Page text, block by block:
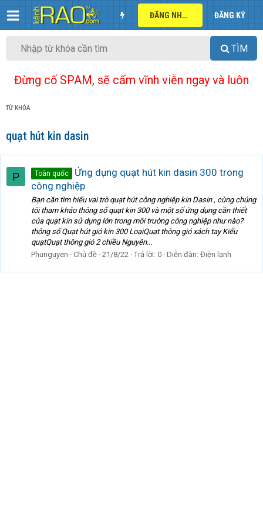
ĐĂNG NHẬP ĐĂNG KÝ
TÌM
Đừng cố SPAM, sẽ cấm vĩnh viễn ngay và luôn
TỪ KHÓA
quạt hút kin dasin
P Toàn quốc
Ứng dụng quạt hút kin dasin 300 trong
công nghiệp
Bạn cần tìm hiểu vai trò quạt hút công nghiệp kin Dasin , cùng chúng
tôi tham khảo thông số quạt kin 300 và một số ứng dụng cần thiết
của quạt kin sử dụng lớn trong môi trường công nghiệp như nào?
thông số Quạt hút gió kin 300 LoạiQuạt thông gió xách tay Kiểu
quạtQuạt thông gió 2 chiều Nguyên...
Phunguyen
Chủ đề 21/8/22 Trả lời: 0 Diễn đàn: Điện lạnh